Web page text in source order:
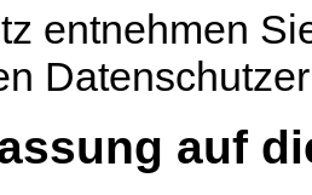
entnehmen
auf